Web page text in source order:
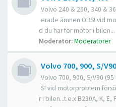
Volvo 240 & 260, 340 &
erade ämnen OBS! vid
d du har för motor i bilen...
Moderator:Moderatorer
Volvo 700, 900, S/
Volvo 700, 900, S/V90
S! vid motorproblem
r i bilen...t.e.x B230A, K, E,